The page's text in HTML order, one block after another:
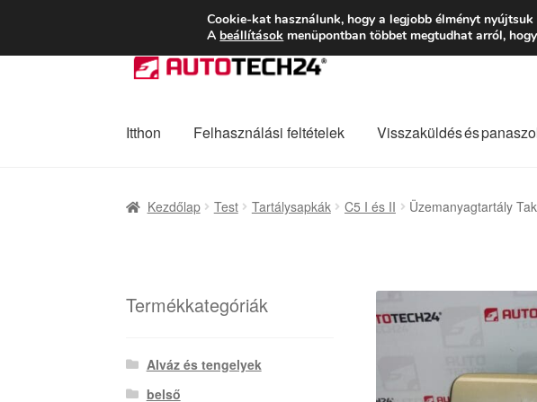
SZÁLLÍTÁS 2618 Ft-tól
Ugrás
a
Kilépés
a
Itthon Felhasználási feltételek Visszaküldés és
Kezdőlap Test Tartálysapkák C5 I és II Üzemanyagtartály
Termékkategóriák
Alváz és tengelyek
belső
Cookie-kat használunk, hogy a legjobb élményt
A beállítások menüpontban többet megtudhat arról,